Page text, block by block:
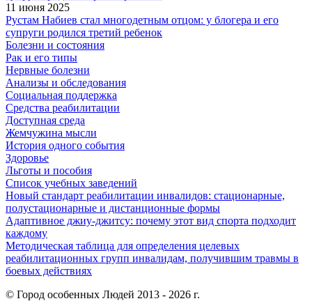
11 июня 2025
Рустам Набиев стал многодетным отцом: у блогера и его
супруги родился третий ребенок
Болезни и состояния
Рак и его типы
Нервные болезни
Анализы и обследования
Социальная поддержка
Средства реабилитации
Доступная среда
Жемчужина мысли
История одного события
Здоровье
Льготы и пособия
Список учебных заведений
Новый стандарт реабилитации инвалидов: стационарные,
полустационарные и дистанционные формы
Адаптивное джиу-джитсу: почему этот вид спорта подходит
каждому
Методическая таблица для определения целевых
реабилитационных групп инвалидам, получившим травмы в
боевых действиях
© Город особенных Людей 2013 - 2026 г.